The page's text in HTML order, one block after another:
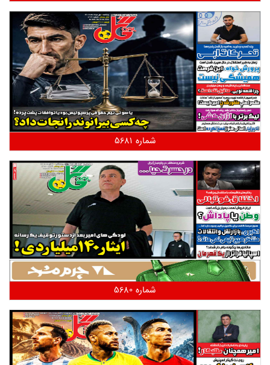
شماره 5681
شماره 5680